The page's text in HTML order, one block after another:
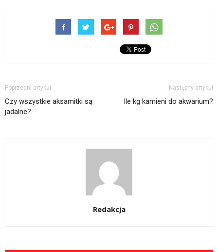
Poprzedni artykuł
Czy wszystkie aksamitki są
jadalne?
Następny artykuł
Ile kg kamieni do akwarium?
Redakcja